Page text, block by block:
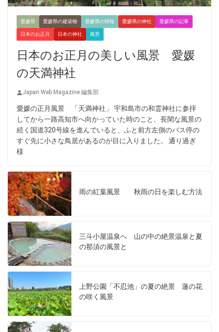
愛媛県 愛媛県の建築物 愛媛県の情報 愛媛県の神社 愛媛県の記事
日本のお正月 日本の神社 風景
日本のお正月の美しい風景 愛媛
の天満神社
Japan Web Magazine 編集部
愛媛の正月風景 「天満神社」 宇和島市の和霊神社に参拝
してから一路高知市へ向かっていた時のこと、長閑な風景の
続く国道320号線を進んでいると、ふと前方左側のバス停の
すぐ先に小さな鳥居があるのが目に入りました。 通り過ぎ
様
雨の紅葉風景 秋雨の日を楽しむ方法
三斗小屋温泉へ 山の中の絶景温泉と夏
の那須の風景と
上野公園「不忍池」の夏の絶景 蓮の花
の咲く風景